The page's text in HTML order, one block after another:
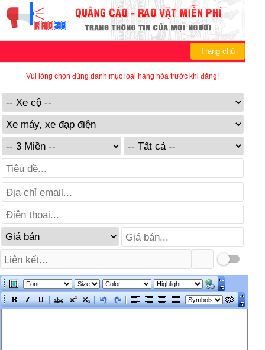
Trang chủ
Vui lòng chọn đúng danh mục loại hàng hóa trước khi đăng!